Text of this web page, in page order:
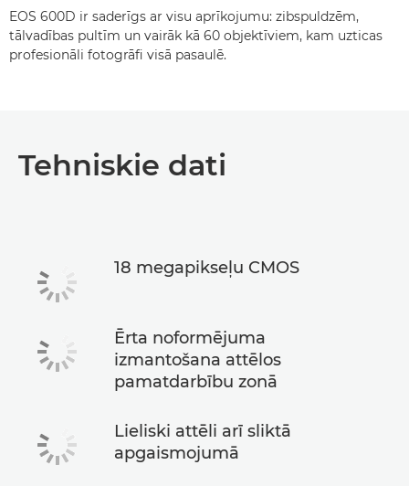
EOS 600D ir saderīgs ar visu aprīkojumu: zibspuldzēm,
tālvadības pultīm un vairāk kā 60 objektīviem, kam uzticas
profesionāli fotogrāfi visā pasaulē.
Tehniskie dati
18 megapikseļu CMOS
Ērta noformējuma
izmantošana attēlos
pamatdarbību zonā
Lieliski attēli arī sliktā
apgaismojumā